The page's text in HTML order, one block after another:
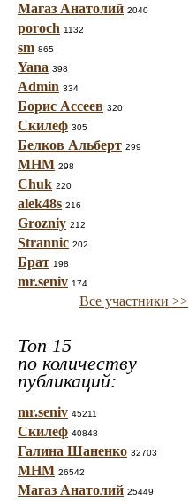
Магаз Анатолий 2040
poroch 1132
sm 865
Yana 398
Admin 334
Борис Ассеев 320
Скилеф 305
Белков Альберт 299
МНМ 298
Chuk 220
alek48s 216
Grozniy 212
Strannic 202
Брат 198
mr.seniv 174
Все участники >>
Топ 15
по количеству
публикаций:
mr.seniv 45211
Скилеф 40848
Галина Шаненко 32703
МНМ 26542
Магаз Анатолий 25449